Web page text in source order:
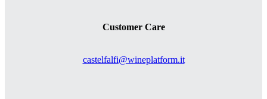
Customer Care
castelfalfi@wineplatform.it